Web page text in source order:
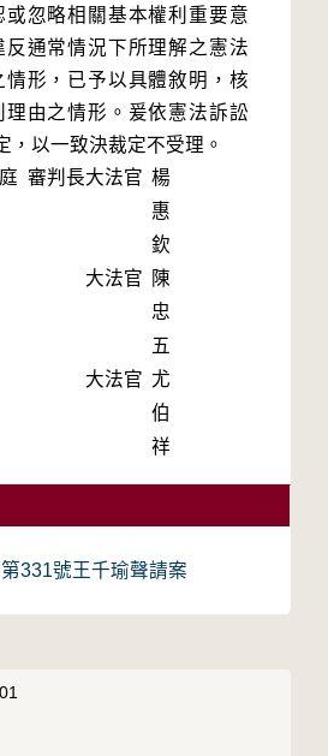
忽略相關基本權利重要意
通常情況下所理解之憲法
形，已予以具體敘明，核
由之情形。爰依憲法訴訟
，以一致決裁定不受理。
審判長大法官 楊
惠
欽
大法官
陳
忠
五
大法官 尤
伯
祥
331號王千瑜聲請案